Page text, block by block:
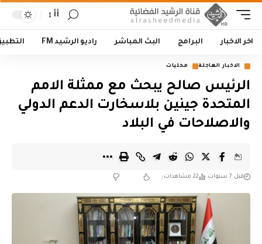
أأ
اخر الاخبار البرامج البث المباشر راديو الرشيد FM
الاخبار العاجلة محليات
الرئيس صالح يبحث مع ممثلة الامم
المتحدة جينين بلاسخارت الدعم الدولي
والاصلاحات في البلاد
قبل 7 سنوات 22 مشاهدات